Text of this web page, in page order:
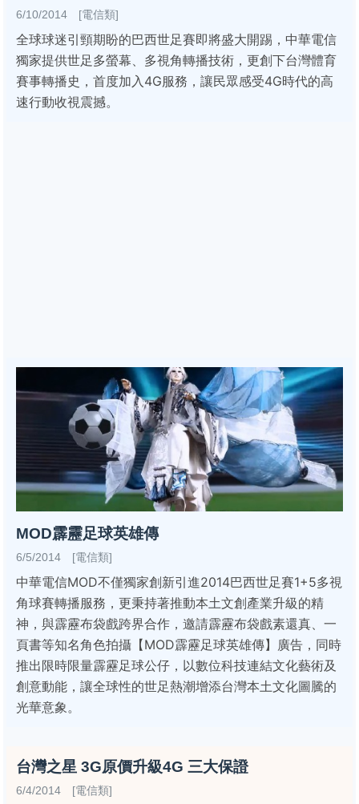
6/10/2014 [電信類]
全球球迷引頸期盼的巴西世足賽即將盛大開踢，中華電信
獨家提供世足多螢幕、多視角轉播技術，更創下台灣體育
賽事轉播史，首度加入4G服務，讓民眾感受4G時代的高
速行動收視震撼。
MOD霹靂足球英雄傳
6/5/2014 [電信類]
中華電信MOD不僅獨家創新引進2014巴西世足賽1+5多視
角球賽轉播服務，更秉持著推動本土文創產業升級的精
神，與霹靂布袋戲跨界合作，邀請霹靂布袋戲素還真、一
頁書等知名角色拍攝【MOD霹靂足球英雄傳】廣告，同時
推出限時限量霹靂足球公仔，以數位科技連結文化藝術及
創意動能，讓全球性的世足熱潮增添台灣本土文化圖騰的
光華意象。
台灣之星 3G原價升級4G 三大保證
6/4/2014 [電信類]